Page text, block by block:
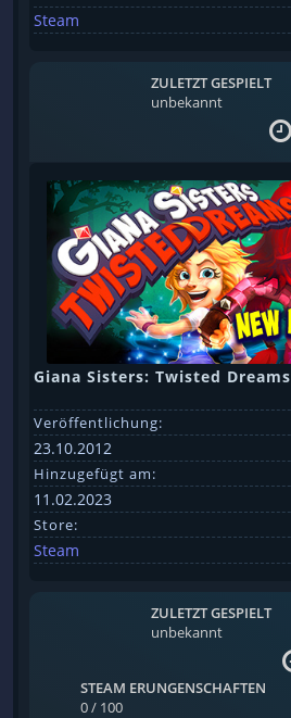
Steam
ZULETZT GESPIELT
unbekannt
Giana Sisters: Twisted Dreams
Veröffentlichung:
23.10.2012
Hinzugefügt am:
11.02.2023
Store:
Steam
ZULETZT GESPIELT
unbekannt
STEAM ERUNGENSCHAFTEN
0 / 100